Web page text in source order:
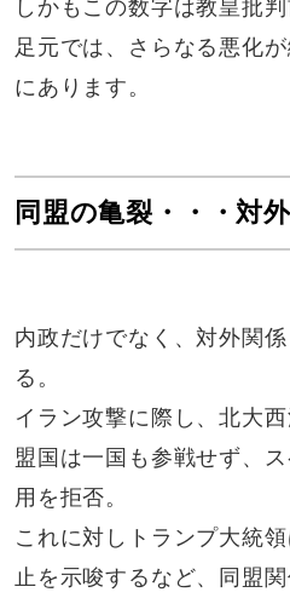
しかもこの数字は教皇批判
足元では、さらなる悪化
にあります。
同盟の亀裂・・・対
内政だけでなく、対外関
る。
イラン攻撃に際し、北大
盟国は一国も参戦せず、
用を拒否。
これに対しトランプ大統
止を示唆するなど、同盟